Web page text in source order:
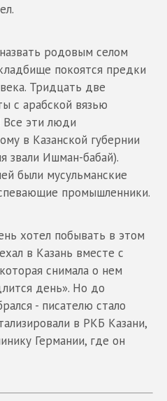
родовым селом
покоятся предки
Тридцать две
с арабской вязью
Все эти люди
в Казанской губернии
звали Ишман-бабай).
были мусульманские
промышленники.
хотел побывать в этом
в Казань вместе с
снимала о нем
день». Но до
- писателю стало
в РКБ Казани,
Германии, где он